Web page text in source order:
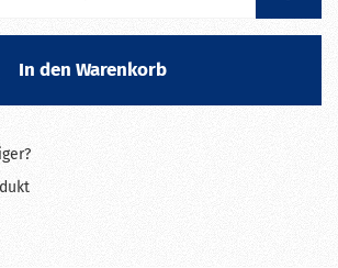
In den Warenkorb